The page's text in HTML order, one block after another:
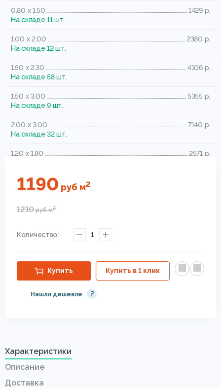
0.80 x 1.50
1429 р.
На складе 11 шт.
1.00 x 2.00
2380 р.
На складе 12 шт.
1.50 x 2.30
4106 р.
На складе 58 шт.
1.50 x 3.00
5355 р.
На складе 9 шт.
2.00 x 3.00
7140 р.
На складе 32 шт.
1.20 x 1.80
2571 р.
1190 руб м2
1210рубм2
Количество: 1
Купить Купить в 1 клик
Нашли дешевле ?
Характеристики
Описание
Доставка